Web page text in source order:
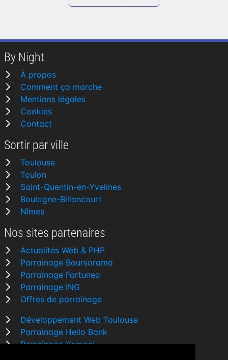
By Night
À propos
Comment ça marche
Mentions légales
Cookies
Contact
Sortir par ville
Toulouse
Toulon
Saint-Quentin-en-Yvelines
Boulogne-Billancourt
Nîmes
Nos sites partenaires
Actualités Web & PHP
Parrainage Boursorama
Parrainage Fortuneo
Parrainage ING
Offres de parrainage
Développement Web Toulouse
Parrainage Hello Bank
Parrainage Yomoni